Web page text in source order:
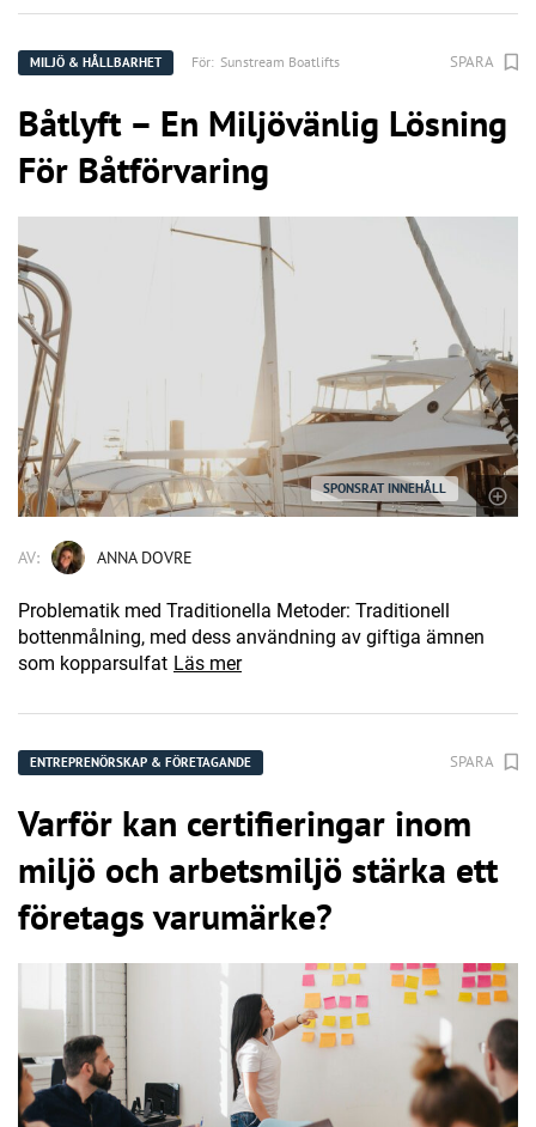
MILJÖ & HÅLLBARHET För: Sunstream Boatlifts SPARA
Båtlyft – En Miljövänlig Lösning
För Båtförvaring
SPONSRAT INNEHÅLL
AV: ANNA DOVRE
Problematik med Traditionella Metoder: Traditionell
bottenmålning, med dess användning av giftiga ämnen
som kopparsulfat Läs mer
ENTREPRENÖRSKAP & FÖRETAGANDE SPARA
Varför kan certifieringar inom
miljö och arbetsmiljö stärka ett
företags varumärke?